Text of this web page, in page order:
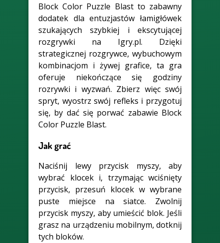
Block Color Puzzle Blast to zabawny
dodatek dla entuzjastów łamigłówek
szukających szybkiej i ekscytującej
rozgrywki na Igry.pl. Dzięki
strategicznej rozgrywce, wybuchowym
kombinacjom i żywej grafice, ta gra
oferuje niekończące się godziny
rozrywki i wyzwań. Zbierz więc swój
spryt, wyostrz swój refleks i przygotuj
się, by dać się porwać zabawie Block
Color Puzzle Blast.
Jak grać
Naciśnij lewy przycisk myszy, aby
wybrać klocek i, trzymając wciśnięty
przycisk, przesuń klocek w wybrane
puste miejsce na siatce. Zwolnij
przycisk myszy, aby umieścić blok. Jeśli
grasz na urządzeniu mobilnym, dotknij
tych bloków.